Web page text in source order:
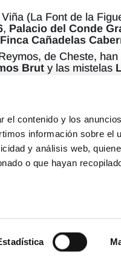
el contenido y los
información sobre el
y análisis web,
o que hayan
(La Font de la
, Palacio del Conde
Finca Cañadelas
de Cheste,
Brut y las mistelas